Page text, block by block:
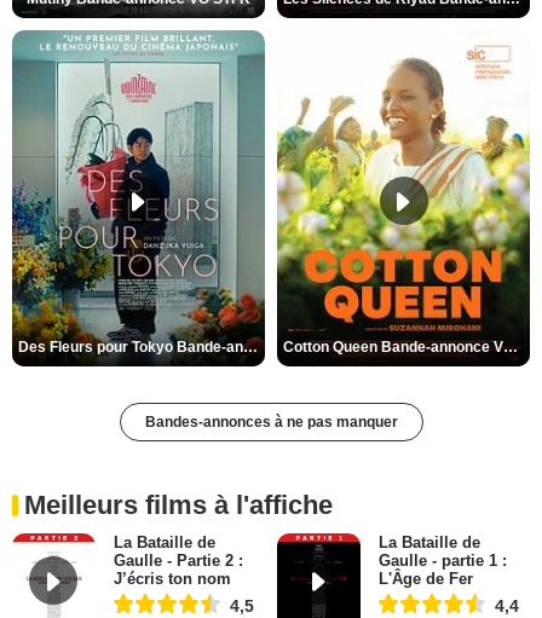
Des Fleurs pour Tokyo Bande-annonce VO STFR Cotton Queen Bande-annonce VO STFR
Bandes-annonces à ne pas manquer
Meilleurs films à l'affiche
La Bataille de
Gaulle - Partie 2 :
J’écris ton nom
4,5
La Bataille de
Gaulle - partie 1 :
L'Âge de Fer
4,4